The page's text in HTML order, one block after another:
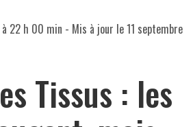
22 h 00 min - Mis à jour le11 septembre
Tissus : les